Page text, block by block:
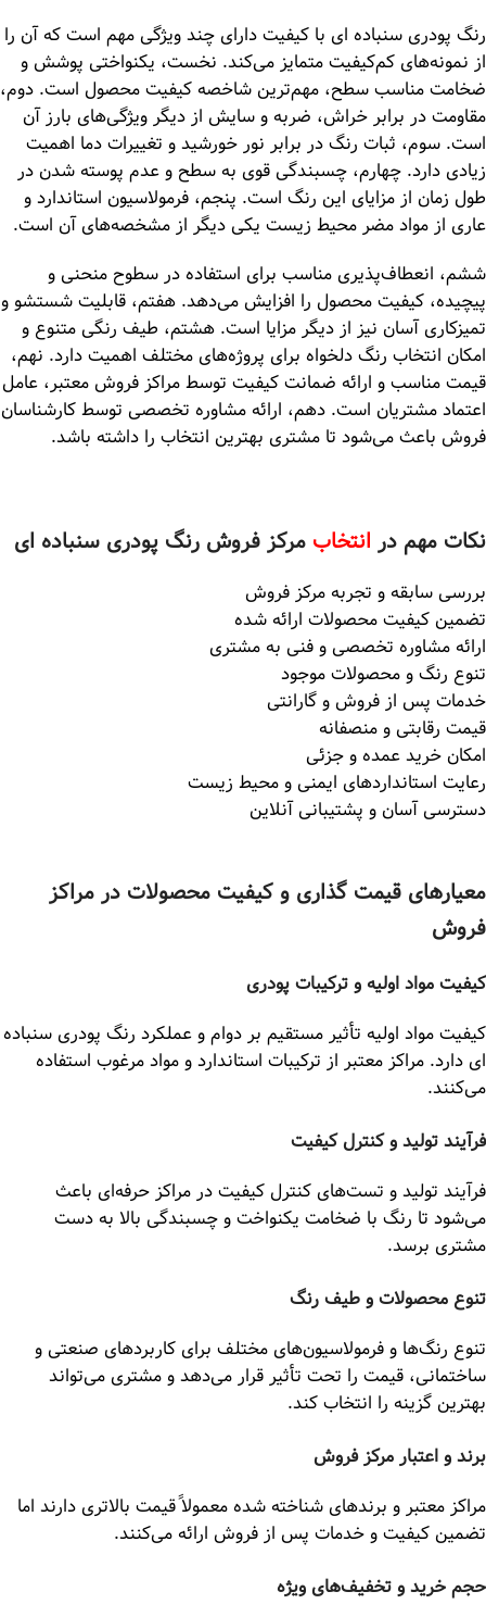
رنگ پودری سنباده ای با کیفیت دارای چند ویژگی مهم است که آن را
از نمونه‌های کم‌کیفیت متمایز می‌کند. نخست، یکنواختی پوشش و
ضخامت مناسب سطح، مهم‌ترین شاخصه کیفیت محصول است. دوم،
مقاومت در برابر خراش، ضربه و سایش از دیگر ویژگی‌های بارز آن
است. سوم، ثبات رنگ در برابر نور خورشید و تغییرات دما اهمیت
زیادی دارد. چهارم، چسبندگی قوی به سطح و عدم پوسته شدن در
طول زمان از مزایای این رنگ است. پنجم، فرمولاسیون استاندارد و
عاری از مواد مضر محیط زیست یکی دیگر از مشخصه‌های آن است.
ششم، انعطاف‌پذیری مناسب برای استفاده در سطوح منحنی و
پیچیده، کیفیت محصول را افزایش می‌دهد. هفتم، قابلیت شستشو و
تمیزکاری آسان نیز از دیگر مزایا است. هشتم، طیف رنگی متنوع و
امکان انتخاب رنگ دلخواه برای پروژه‌های مختلف اهمیت دارد. نهم،
قیمت مناسب و ارائه ضمانت کیفیت توسط مراکز فروش معتبر، عامل
اعتماد مشتریان است. دهم، ارائه مشاوره تخصصی توسط کارشناسان
فروش باعث می‌شود تا مشتری بهترین انتخاب را داشته باشد.
نکات مهم در انتخاب مرکز فروش رنگ پودری سنباده ای
بررسی سابقه و تجربه مرکز فروش
تضمین کیفیت محصولات ارائه شده
ارائه مشاوره تخصصی و فنی به مشتری
تنوع رنگ و محصولات موجود
خدمات پس از فروش و گارانتی
قیمت رقابتی و منصفانه
امکان خرید عمده و جزئی
رعایت استانداردهای ایمنی و محیط زیست
دسترسی آسان و پشتیبانی آنلاین
معیارهای قیمت گذاری و کیفیت محصولات در مراکز
فروش
کیفیت مواد اولیه و ترکیبات پودری
کیفیت مواد اولیه تأثیر مستقیم بر دوام و عملکرد رنگ پودری سنباده
ای دارد. مراکز معتبر از ترکیبات استاندارد و مواد مرغوب استفاده
می‌کنند.
فرآیند تولید و کنترل کیفیت
فرآیند تولید و تست‌های کنترل کیفیت در مراکز حرفه‌ای باعث
می‌شود تا رنگ با ضخامت یکنواخت و چسبندگی بالا به دست
مشتری برسد.
تنوع محصولات و طیف رنگ
تنوع رنگ‌ها و فرمولاسیون‌های مختلف برای کاربردهای صنعتی و
ساختمانی، قیمت را تحت تأثیر قرار می‌دهد و مشتری می‌تواند
بهترین گزینه را انتخاب کند.
برند و اعتبار مرکز فروش
مراکز معتبر و برندهای شناخته شده معمولاً قیمت بالاتری دارند اما
تضمین کیفیت و خدمات پس از فروش ارائه می‌کنند.
حجم خرید و تخفیف‌های ویژه